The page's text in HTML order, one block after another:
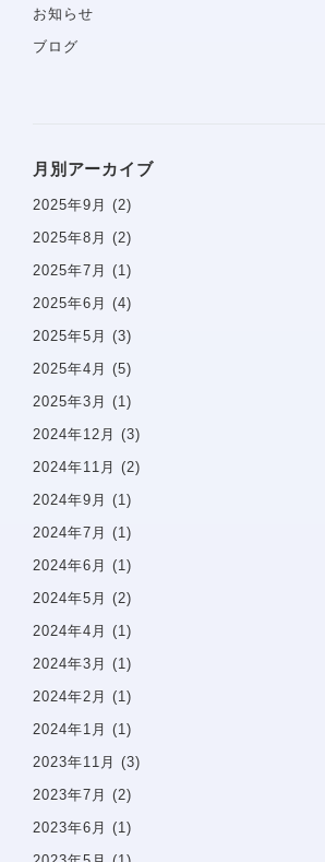
ホーム
当院について
一般歯科案内
お知らせ
ブログ
月別アーカイブ
2025年9月 (2)
2025年8月 (2)
2025年7月 (1)
2025年6月 (4)
2025年5月 (3)
2025年4月 (5)
2025年3月 (1)
2024年12月 (3)
2024年11月 (2)
2024年9月 (1)
2024年7月 (1)
2024年6月 (1)
2024年5月 (2)
2024年4月 (1)
2024年3月 (1)
2024年2月 (1)
2024年1月 (1)
2023年11月 (3)
2023年7月 (2)
2023年6月 (1)